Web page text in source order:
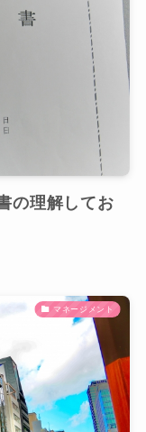
の理解してお
マネージメント